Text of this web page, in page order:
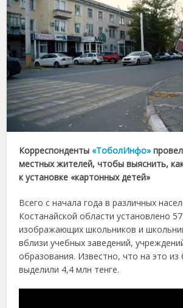
Корреспонденты «ТоболИнфо»
местных жителей, чтобы выяснить,
к установке «картонных детей»
Всего с начала года в различных
Костанайской области установлено
изображающих школьников и
вблизи учебных заведений,
образования. Известно, что на это
выделили 4,4 млн тенге.